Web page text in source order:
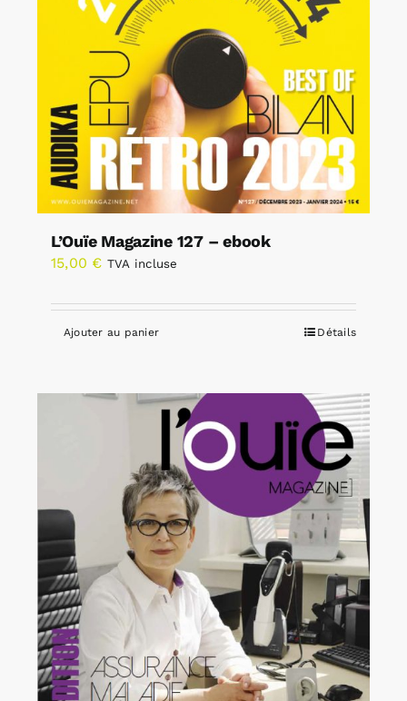
L’Ouïe Magazine 127 – ebook
15,00 € TVA incluse
Ajouter au panier Détails